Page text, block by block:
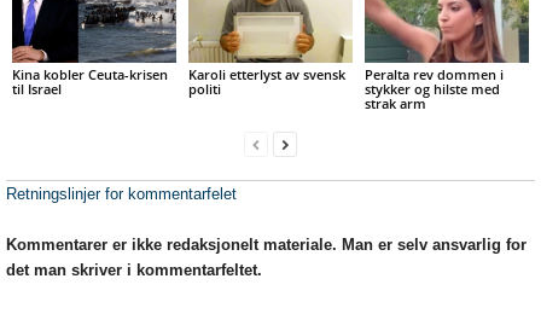
Kina kobler Ceuta-krisen
til Israel
Karoli etterlyst av svensk
politi
Peralta rev dommen i
stykker og hilste med
strak arm
Retningslinjer for kommentarfelet
Kommentarer er ikke redaksjonelt materiale. Man er selv ansvarlig for
det man skriver i kommentarfeltet.